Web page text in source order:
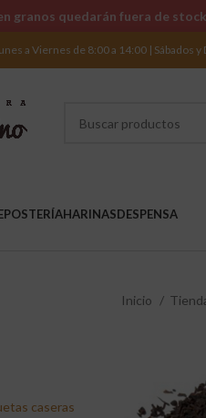
a Viernes de 8:00 a 14:00 | Sábados
HARINASDESPENSA
caseras
Inicio
granos quedarán fuera de